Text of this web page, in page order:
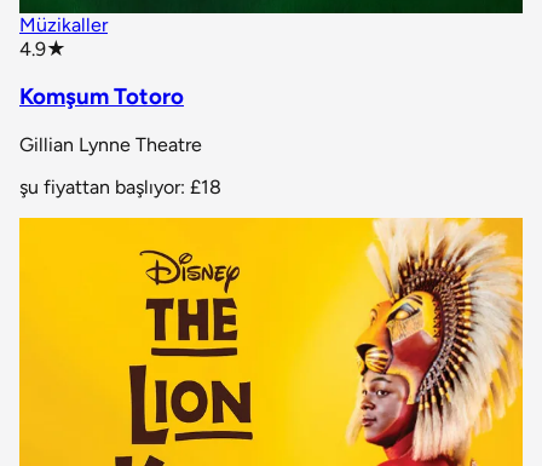
Müzikaller
4.9★
Komşum Totoro
Gillian Lynne Theatre
şu fiyattan başlıyor: £18